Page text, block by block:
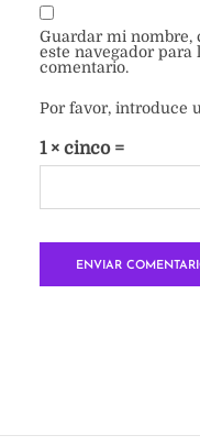
Guardar mi nombre,
este navegador para
comentario.
Por favor, introduce
1 × cinco =